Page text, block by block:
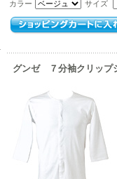
カラー サイズ
グンゼ ７分袖クリッ